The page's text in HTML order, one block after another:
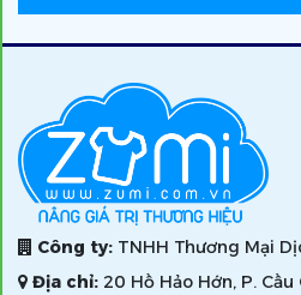
Công ty: TNHH Thương Mại
Địa chỉ: 20 Hồ Hảo Hớn, P.